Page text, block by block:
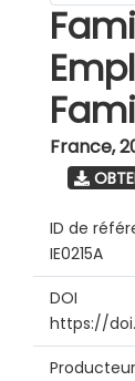
France,
ID de
IE0215A
DOI
https://